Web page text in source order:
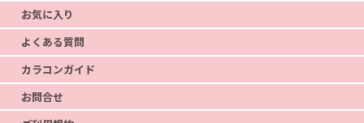
お気に入り
よくある質問
カラコンガイド
お問合せ